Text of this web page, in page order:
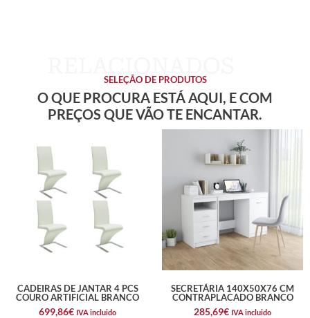
SELEÇÃO DE PRODUTOS
O QUE PROCURA ESTÁ AQUI, E COM
PREÇOS QUE VÃO TE ENCANTAR.
CADEIRAS DE JANTAR 4 PCS
COURO ARTIFICIAL BRANCO
699,86€ IVA incluido
SECRETÁRIA 140X50X76 CM
CONTRAPLACADO BRANCO
285,69€ IVA incluido